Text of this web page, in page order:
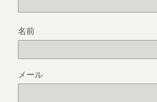
名前
メール